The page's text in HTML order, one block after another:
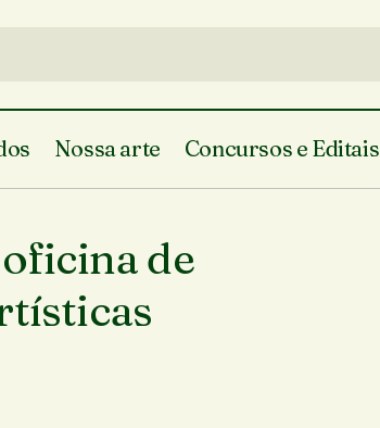
Nossa arte Concursos e Editais
de